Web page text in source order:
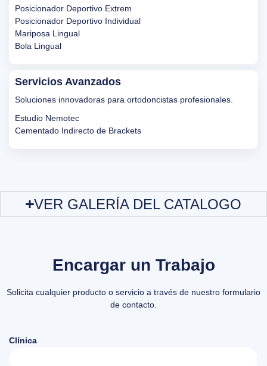
Posicionador Deportivo Extrem
Posicionador Deportivo Individual
Mariposa Lingual
Bola Lingual
Servicios Avanzados
Soluciones innovadoras para ortodoncistas profesionales.
Estudio Nemotec
Cementado Indirecto de Brackets
VER GALERÍA DEL CATALOGO
Encargar un Trabajo
Solicita cualquier producto o servicio a través de nuestro formulario
de contacto.
Clínica